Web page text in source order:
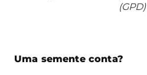
(GPD)
Uma semente conta?